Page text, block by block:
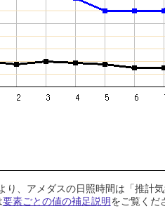
り、アメダスの日照時間は「推計
要素ごとの値の補足説明をご覧くだ